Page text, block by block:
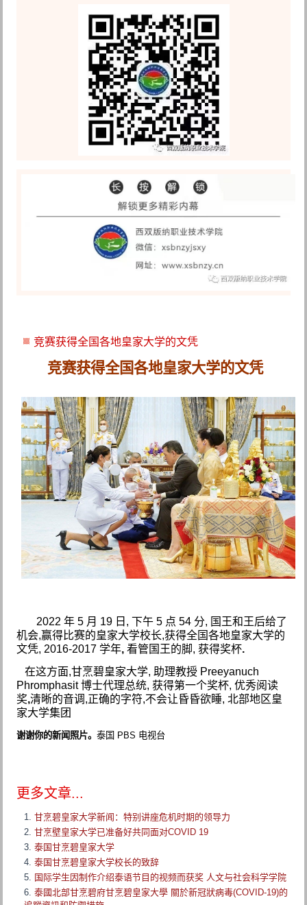
竞赛获得全国各地皇家大学的文凭
竞赛获得全国各地皇家大学的文凭
2022年 5 月 19 日 ,下午 5 点 54 分, 国王和王后给了
机会,赢得比赛的皇家大学校长,获得全国各地皇家大学的
文凭, 2016-2017 学年,看管国王的脚,获得奖杯.
在这方面,甘烹碧皇家大学, 助理教授 Preeyanuch
Phromphasit博士代理总统, 获得第一个奖杯, 优秀阅读
奖,清晰的音调 ,正确的字符,不会让昏昏欲睡, 北部地区皇
家大学集团
谢谢你的新闻照片。泰国 PBS 电视台
更多文章...
甘烹碧皇家大学新闻：特别讲座危机时期的领导力
甘烹壁皇家大学已准备好共同面对COVID 19
泰国甘烹碧皇家大学
泰国甘烹碧皇家大学校长的致辞
国际学生因制作介绍泰语节目的视频而获奖 人文与社会科学学院
泰國北部甘烹碧府甘烹碧皇家大學 關於新冠狀病毒(COVID-19)的